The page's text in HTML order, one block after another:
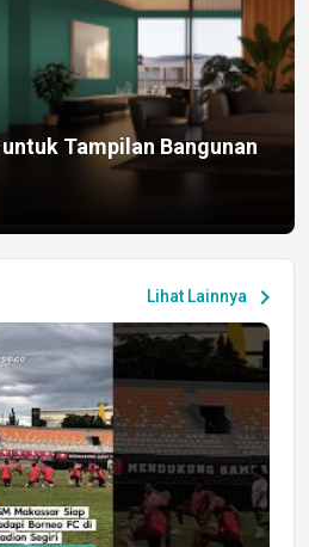
Tampilan Bangunan
Lihat Lainnya chevron_right